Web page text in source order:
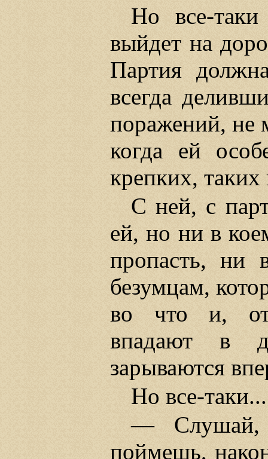
Но все-
выйдет на
Партия
всегда
поражений, не
когда ей
крепких,
С ней, с
ей, но ни в
пропасть, ни
безумцам,
во что и,
впадают в
зарываются
Но все-таки...
— Слушай,
поймешь,